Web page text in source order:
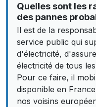
Quelles sont les
des pannes
Il est de la
service public qui
d'électricité,
électricité de tous
Pour ce faire, il
disponible en
nos voisins